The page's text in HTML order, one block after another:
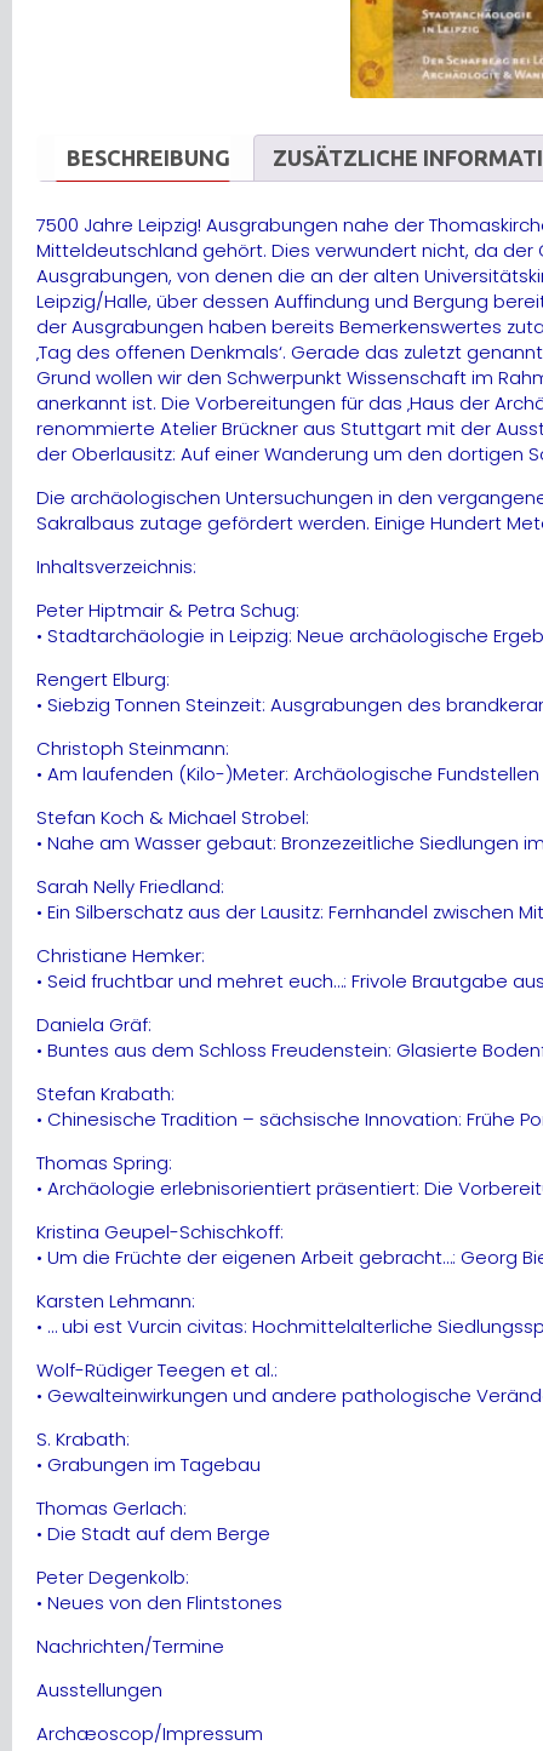
BESCHREIBUNG ZUSÄTZLICHE
7500 Jahre Leipzig! Ausgrabungen nahe der
Mitteldeutschland gehört. Dies verwundert nicht, da
Ausgrabungen, von denen die an der alten
Leipzig/Halle, über dessen Auffindung und Bergung
der Ausgrabungen haben bereits Bemerkenswertes
‚Tag des offenen Denkmals‘. Gerade das zuletzt
Grund wollen wir den Schwerpunkt Wissenschaft im
anerkannt ist. Die Vorbereitungen für das ‚Haus der
renommierte Atelier Brückner aus Stuttgart mit der
der Oberlausitz: Auf einer Wanderung um den dortigen
Die archäologischen Untersuchungen in den
Sakralbaus zutage gefördert werden. Einige Hundert
Inhaltsverzeichnis:
Peter Hiptmair & Petra Schug:
• Stadtarchäologie in Leipzig: Neue archäologische
Rengert Elburg:
• Siebzig Tonnen Steinzeit: Ausgrabungen des
Christoph Steinmann:
• Am laufenden (Kilo-)Meter: Archäologische
Stefan Koch & Michael Strobel:
• Nahe am Wasser gebaut: Bronzezeitliche Siedlungen
Sarah Nelly Friedland:
• Ein Silberschatz aus der Lausitz: Fernhandel zwischen
Christiane Hemker:
• Seid fruchtbar und mehret euch…: Frivole Brautgabe
Daniela Gräf:
• Buntes aus dem Schloss Freudenstein: Glasierte
Stefan Krabath:
• Chinesische Tradition – sächsische Innovation: Frühe
Thomas Spring:
• Archäologie erlebnisorientiert präsentiert: Die
Kristina Geupel-Schischkoff:
• Um die Früchte der eigenen Arbeit gebracht…: Georg
Karsten Lehmann:
• … ubi est Vurcin civitas: Hochmittelalterliche
Wolf-Rüdiger Teegen et al.:
• Gewalteinwirkungen und andere pathologische
S. Krabath:
• Grabungen im Tagebau
Thomas Gerlach:
• Die Stadt auf dem Berge
Peter Degenkolb:
• Neues von den Flintstones
Nachrichten/Termine
Ausstellungen
Archæoscop/Impressum